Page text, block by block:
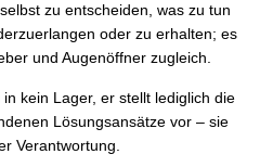
zu entscheiden, was zu tun
oder zu erhalten; es
und Augenöffner zugleich.
kein Lager, er stellt lediglich die
Lösungsansätze vor – sie
Verantwortung.